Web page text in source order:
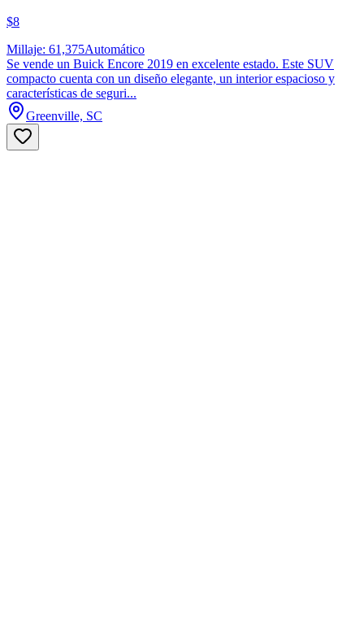
$8
Millaje: 61,375Automático
Se vende un Buick Encore 2019 en excelente estado. Este SUV
compacto cuenta con un diseño elegante, un interior espacioso y
características de seguri...
Greenville, SC